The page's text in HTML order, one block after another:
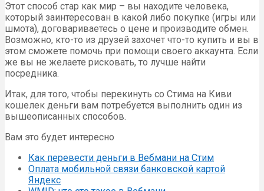
Этот способ стар как мир – вы находите человека,
который заинтересован в какой либо покупке (игры или
шмота), договариваетесь о цене и производите обмен.
Возможно, кто-то из друзей захочет что-то купить и вы в
этом сможете помочь при помощи своего аккаунта. Если
же вы не желаете рисковать, то лучше найти
посредника.
Итак, для того, чтобы перекинуть со Стима на Киви
кошелек деньги вам потребуется выполнить один из
вышеописанных способов.
Вам это будет интересно
Как перевести деньги в Вебмани на Стим
Оплата мобильной связи банковской картой
Яндекс